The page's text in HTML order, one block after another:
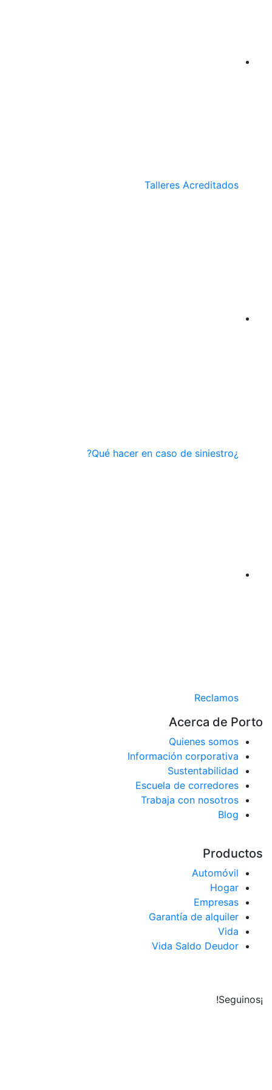
Talleres Acreditados
Reclamos
Acerca de
Quienes somos
Información corporativa
Sustentabilidad
Escuela de corredores
Trabaja con nosotros
Blog
Automóvil
Hogar
Empresas
Garantía de alquiler
Vida
Vida Saldo Deudor